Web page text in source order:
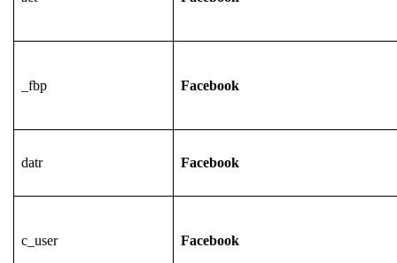
_fbp Facebook
datr Facebook
c_user Facebook